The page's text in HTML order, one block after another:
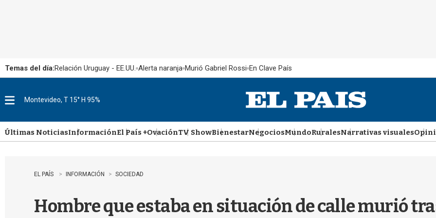
Temas del día:Relación Uruguay - EE.UU. Alerta naranja Murió Gabriel Rossi En Clave País
u
Montevideo, T 15° H 95%
Últimas NoticiasInformaciónEl País +OvaciónTV ShowBienestarNegociosMundoRuralesNarrativas visuales
EL PAÍS INFORMACIÓN SOCIEDAD
Hombre que estaba en situación de calle murió